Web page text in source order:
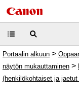
Portaalin alkuun >
näytön mukauttaminen >
(henkilökohtaiset ja